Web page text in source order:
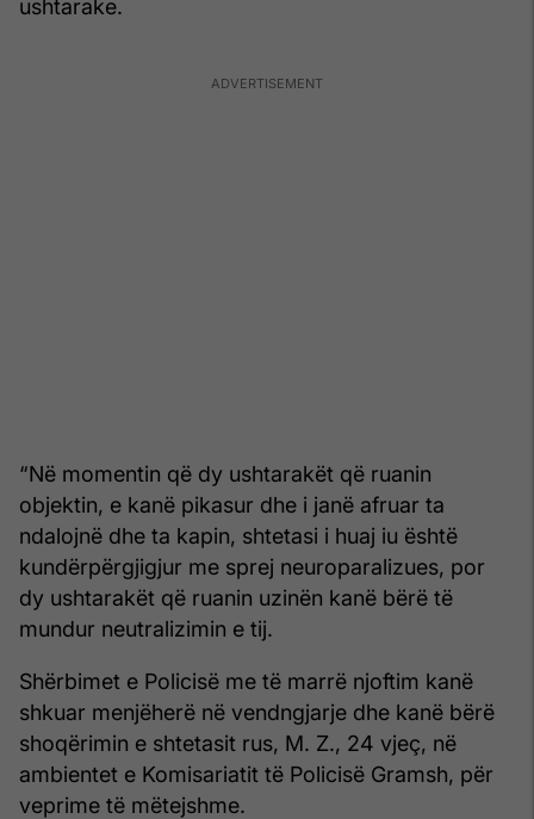
ushtarake.
“Në momentin që dy ushtarakët që ruanin
objektin, e kanë pikasur dhe i janë afruar ta
ndalojnë dhe ta kapin, shtetasi i huaj iu është
kundërpërgjigjur me sprej neuroparalizues, por
dy ushtarakët që ruanin uzinën kanë bërë të
mundur neutralizimin e tij.
Shërbimet e Policisë me të marrë njoftim kanë
shkuar menjëherë në vendngjarje dhe kanë bërë
shoqërimin e shtetasit rus, M. Z., 24 vjeç, në
ambientet e Komisariatit të Policisë Gramsh, për
veprime të mëtejshme.